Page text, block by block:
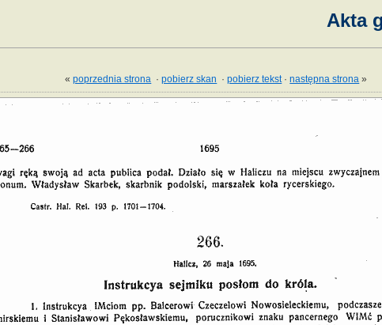
Akta
«poprzednia strona ·pobierz skan ·pobierz tekst·następna strona »